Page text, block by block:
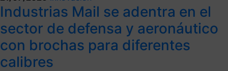
Industrias Mail se adentra en el
sector de defensa y aeronáutico
con brochas para diferentes
calibres